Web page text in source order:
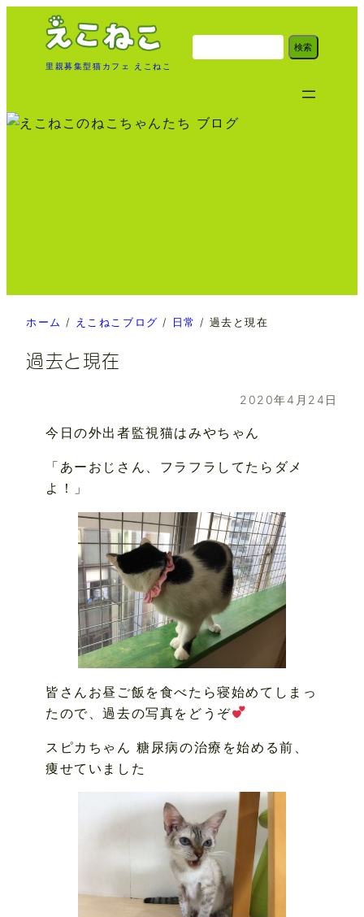
ッ
里親募集型猫カフェ えこねこ
検
索
検索
ホーム / えこねこブログ / 日常 / 過去と現在
過去と現在
2020年4月24日
今日の外出者監視猫はみやちゃん
「あーおじさん、フラフラしてたらダメ
よ！」
皆さんお昼ご飯を食べたら寝始めてしまっ
たので、過去の写真をどうぞ
スピカちゃん 糖尿病の治療を始める前、
痩せていました